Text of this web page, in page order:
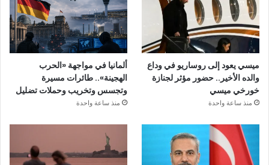
ميسي يعود إلى روساريو في وداع
والده الأخير.. حضور مؤثر لجنازة
خورخي ميسي
منذ ساعة واحدة
ألمانيا في مواجهة «الحرب
الهجينة».. طائرات مسيرة
وتجسس وتخريب وحملات تضليل
منذ ساعة واحدة